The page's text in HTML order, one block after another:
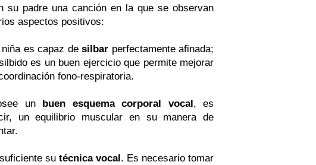
su padre una canción en la que se observan
aspectos positivos:
niña es capaz desilbar perfectamente afinada;
es un buen ejercicio que permite mejorar
fono-respiratoria.
un buen esquema corporal vocal, es
un equilibrio muscular en su manera de
su técnica vocal. Es necesario tomar